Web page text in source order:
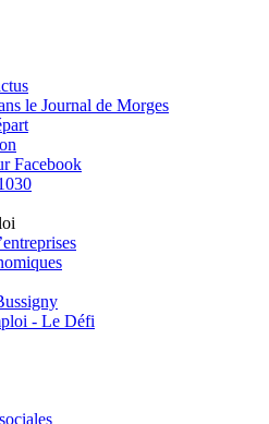
le Journal de Morges
Facebook
- Le Défi